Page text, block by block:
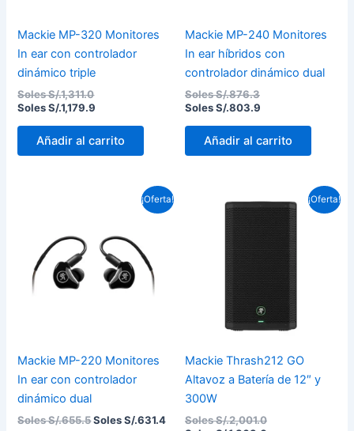
Mackie MP-320 Monitores
In ear con controlador
dinámico triple
Soles S/.1,311.0
Soles S/.1,179.9
Añadir al carrito
Mackie MP-240 Monitores
In ear híbridos con
controlador dinámico dual
Soles S/.876.3
Soles S/.803.9
Añadir al carrito
¡Oferta!
Mackie MP-220 Monitores
In ear con controlador
dinámico dual
Soles S/.655.5
era:
Soles
S/.655.5.
Soles S/.631.4
El
precio
¡Oferta!
Mackie Thrash212 GO
Altavoz a Batería de 12″ y
300W
Soles S/.2,001.0
precio
original
Soles
S/.2,001.0.
precio
actual
Soles
S/.1,863.0.